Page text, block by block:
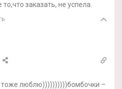
заказать, не успела.
тоже люблю))))))))))бомбочки –